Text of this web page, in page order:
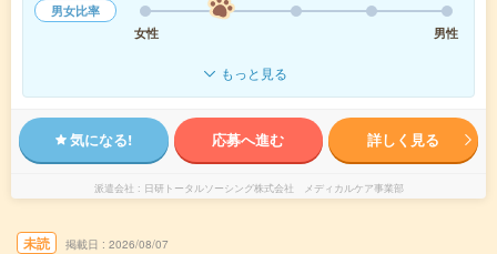
男女比率
女性
男性
もっと見る
気になる! 応募へ進む 詳しく見る
派遣会社 日研トータルソーシング株式会社 メディカルケア事業部
未読 掲載日 2026/08/07